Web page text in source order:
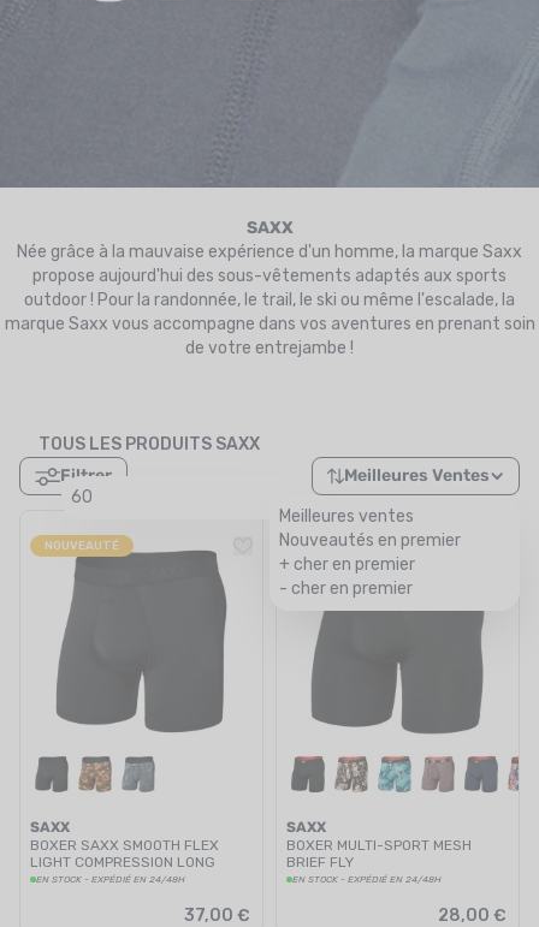
MES FAVORIS
LE BLOG DES TONTONS
SAXX
Née grâce à la mauvaise expérience d'un homme, la marque Saxx
propose aujourd'hui des sous-vêtements adaptés aux sports
outdoor ! Pour la randonnée, le trail, le ski ou même l'escalade, la
marque Saxx vous accompagne dans vos aventures en prenant soin
de votre entrejambe !
TOUS LES PRODUITS SAXX
Filtrer
60
Meilleures Ventes
Meilleures ventes
Nouveautés en premier
+ cher en premier
- cher en premier
NOUVEAUTÉ
SAXX
BOXER SAXX SMOOTH FLEX
LIGHT COMPRESSION LONG
BRIEF HOMME
EN STOCK - EXPÉDIÉ EN 24/48H
37,00 €
SAXX
BOXER MULTI-SPORT MESH
BRIEF FLY
EN STOCK - EXPÉDIÉ EN 24/48H
28,00 €